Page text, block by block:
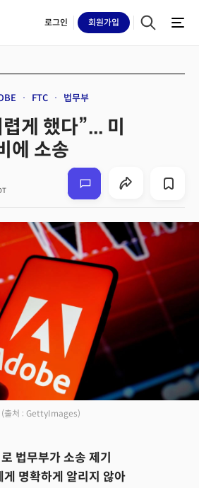
로그인 회원가입
FTC 법무부
게 했다”... 미
에 소송
(출처 : GettyImages)
법무부가 소송 제기
명확하게 알리지 않아